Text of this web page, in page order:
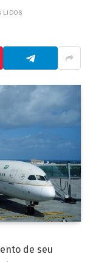
LIDOS
de seu